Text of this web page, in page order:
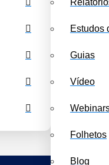
Estudos
Guias
Vídeo
Folhetos
Blog